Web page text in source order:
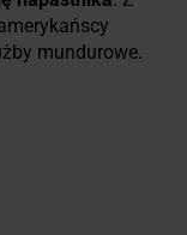
mundurowe.